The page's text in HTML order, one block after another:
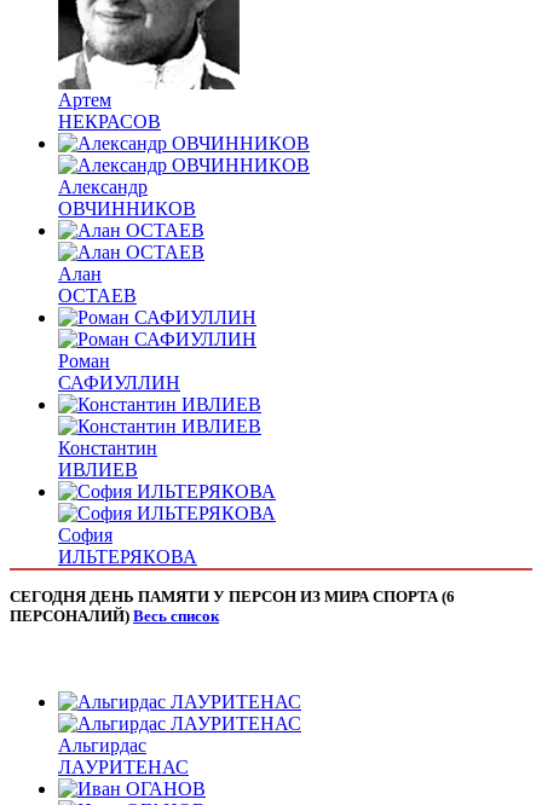
Артем
НЕКРАСОВ
Александр
ОВЧИННИКОВ
Алан
ОСТАЕВ
Роман
САФИУЛЛИН
Константин
ИВЛИЕВ
София
ИЛЬТЕРЯКОВА
СЕГОДНЯ ДЕНЬ ПАМЯТИ У ПЕРСОН ИЗ МИРА СПОРТА (6
ПЕРСОНАЛИЙ) Весь список
Альгирдас
ЛАУРИТЕНАС